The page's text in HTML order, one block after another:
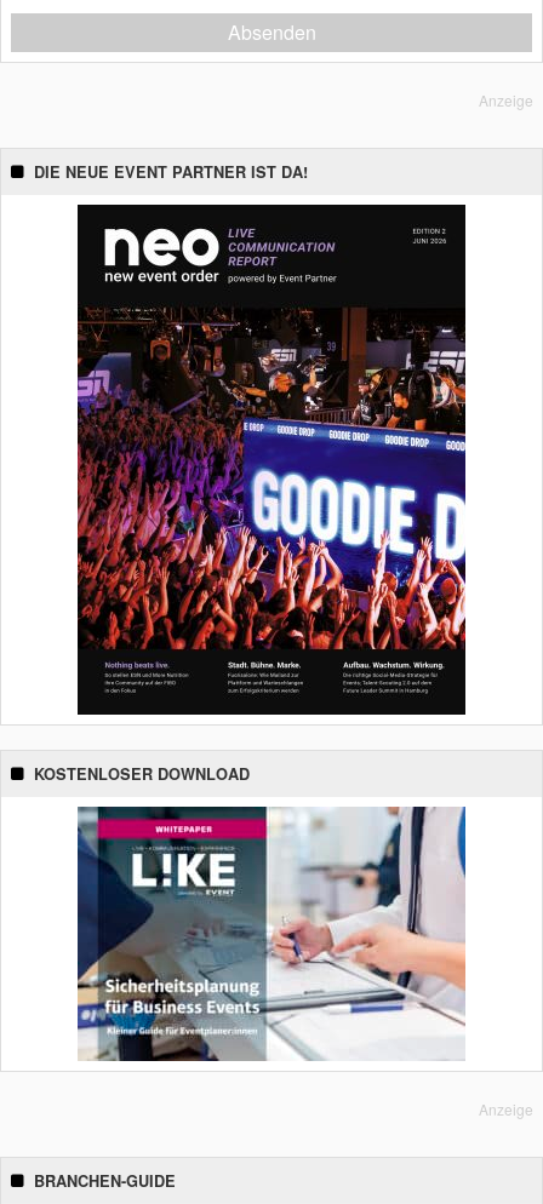
Absenden
Anzeige
DIE NEUE EVENT PARTNER IST DA!
KOSTENLOSER DOWNLOAD
Anzeige
BRANCHEN-GUIDE